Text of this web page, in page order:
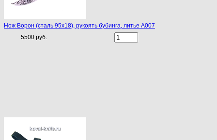
Нож Ворон (сталь 95х18), рукоять бубинга, литье A007
5500 руб.